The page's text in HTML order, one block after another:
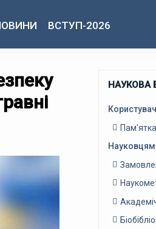
ВСТУП-2026
НАУКОВА
Пам'ятка
Науковцям